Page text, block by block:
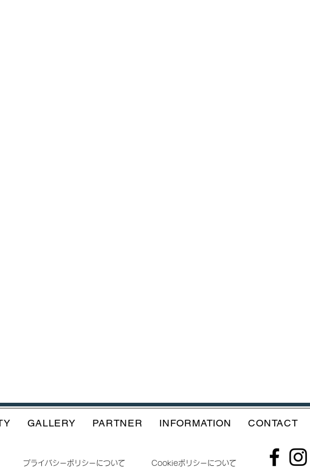
GALLERY PARTNER INFORMATION CONTACT
​プライバシーポリシーについて Cookieポリシーについて